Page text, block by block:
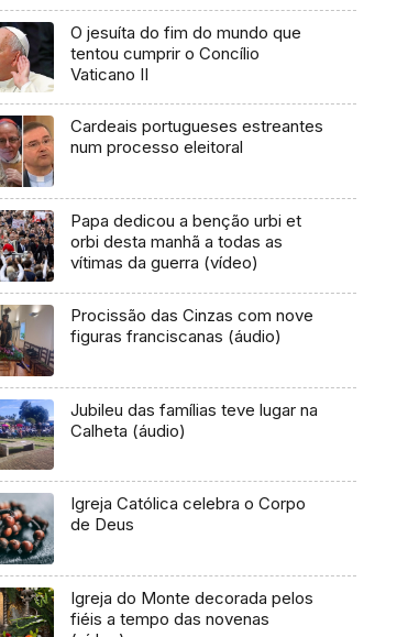
O jesuíta do fim do mundo que
tentou cumprir o Concílio
Vaticano II
Cardeais portugueses estreantes
num processo eleitoral
Papa dedicou a benção urbi et
orbi desta manhã a todas as
vítimas da guerra (vídeo)
Procissão das Cinzas com nove
figuras franciscanas (áudio)
Jubileu das famílias teve lugar na
Calheta (áudio)
Igreja Católica celebra o Corpo
de Deus
Igreja do Monte decorada pelos
fiéis a tempo das novenas